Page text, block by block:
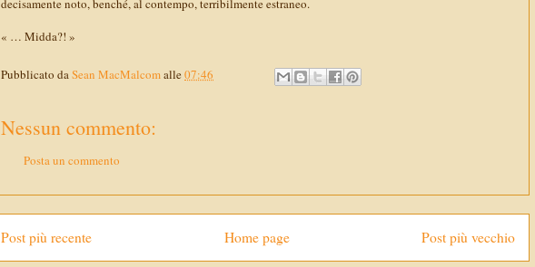
decisamente noto, benché, al contempo, terribilmente estraneo.
« … Midda?! »
Pubblicato daSean MacMalcomalle 07:46
Nessun commento:
Posta un commento
Post più recente Post più vecchio
Home page